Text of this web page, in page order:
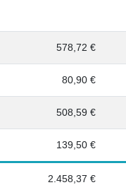
578,72 €
80,90 €
508,59 €
139,50 €
2.458,37 €